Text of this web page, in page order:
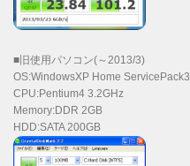
■旧使用パソコン(～2013/3)
OS:WindowsXP Home ServicePack3
CPU:Pentium4 3.2GHz
Memory:DDR 2GB
HDD:SATA 200GB